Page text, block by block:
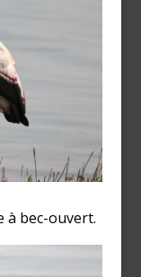
à bec-ouvert.